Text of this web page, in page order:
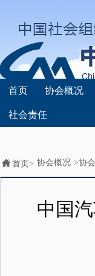
首页 协会概况
社会责任
首页> 协会概况 >协
中国